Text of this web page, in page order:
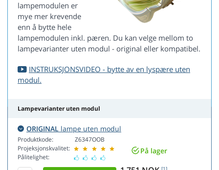
lampemodulen er
mye mer krevende
enn å bytte hele
lampemodulen inkl. pæren. Du kan velge mellom to
lampevarianter uten modul - original eller kompatibel.
INSTRUKSJONSVIDEO - bytte av en lyspære uten
modul.
Lampevarianter uten modul
ORIGINAL lampe uten modul
Produktkode:
Projeksjonskvalitet:
Pålitelighet:
Z6347OOB
På lager
[1]